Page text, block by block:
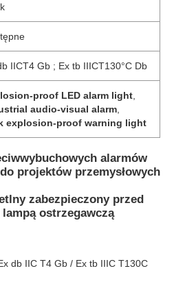
IICT4 Gb ; Ex tb IIICT130°C Db
proof LED alarm light
audio-visual alarm
explosion-proof warning light
alarmów
projektów przemysłowych
zabezpieczony przed
ostrzegawczą
db IIC T4 Gb / Ex tb IIIC T130C